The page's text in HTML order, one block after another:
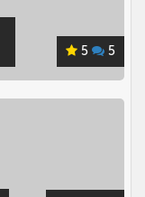
5 5